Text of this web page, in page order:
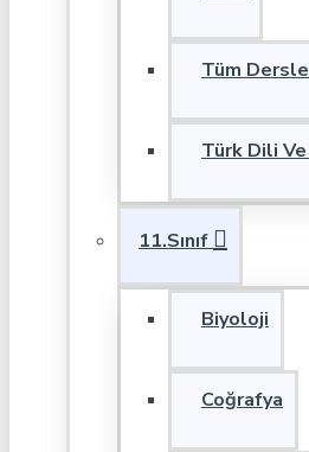
Tüm
Türk Dili
11.Sınıf
Biyoloji
Coğrafya